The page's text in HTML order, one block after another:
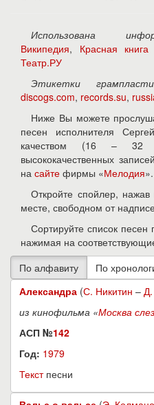
Использована
Википедия, Красная
Театр.РУ
Этикетки
discogs.com, records.su,
Ниже Вы можете
песен исполнителя
качеством (16 – 32
высококачественных
на сайте фирмы «Мелодия».
Откройте спойлер, нажав
месте, свободном от
Сортируйте список
нажимая на
Александра (С. Никитин –
из кинофильма «Москва
АСП №142
Год: 1979
Текстпесни